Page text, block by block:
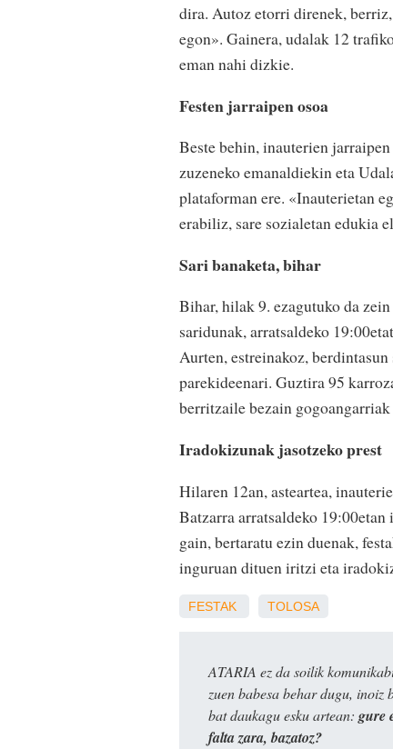
dira. Autoz etorri direnek,
egon». Gainera, udalak 12
eman nahi dizkie.
Festen jarraipen osoa
Beste behin, inauterien
zuzeneko emanaldiekin eta
plataforman ere. «Inauterietan
erabiliz, sare sozialetan edukia
Sari banaketa, bihar
Bihar, hilak 9. ezagutuko da
saridunak, arratsaldeko
Aurten, estreinakoz,
parekideenari. Guztira 95
berritzaile bezain
Iradokizunak jasotzeko prest
Hilaren 12an, asteartea,
Batzarra arratsaldeko
gain, bertaratu ezin duenak,
inguruan dituen iritzi eta
FESTAK TOLOSA
ATARIA ez da soilik
zuen babesa behar dugu, inoiz
bat daukagu esku artean: gure
falta zara, bazatoz?